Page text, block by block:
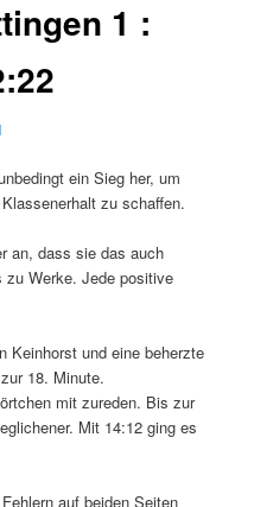
1 :
ein Sieg her, um
zu schaffen.
an, dass sie das auch
zu Werke. Jede positive
Keinhorst und eine beherzte
18. Minute.
mit zureden. Bis zur
Mit 14:12 ging es
auf beiden Seiten